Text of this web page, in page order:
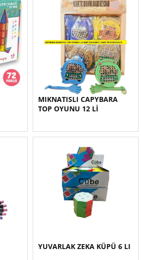
MIKNATISLI CAPYBARA
TOP OYUNU 12 Lİ
YUVARLAK ZEKA KÜPÜ 6 LI